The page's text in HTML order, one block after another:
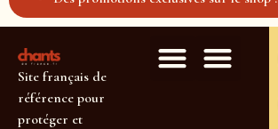
Site français de
référence pour
protéger et